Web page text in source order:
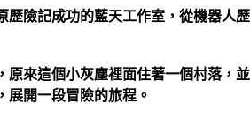
險記成功的藍天工作室，從機器人
來這個小灰塵裡面住著一個村落，
開一段冒險的旅程。